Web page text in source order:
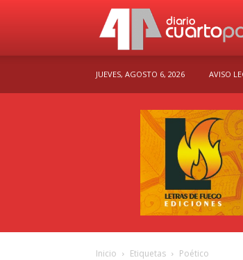
JUEVES, AGOSTO 6, 2026 AVISO
Inicio Etiquetas Poético